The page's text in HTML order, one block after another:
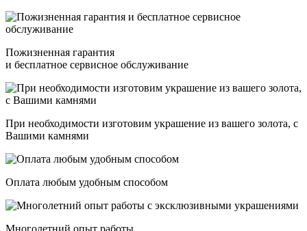
Пожизненная гарантия
и бесплатное сервисное обслуживание
При необходимости изготовим украшение из вашего золота, с
Вашими камнями
Оплата любым удобным способом
Многолетний опыт работы